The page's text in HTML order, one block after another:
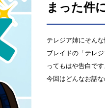
まった件
テレジア姉にそん
ブレイドの「テレ
ってもはや告白です
今回はどんなお話な